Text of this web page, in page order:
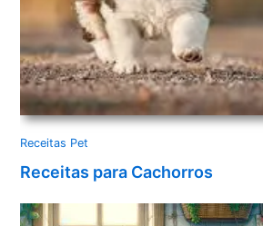
Receitas Pet
Receitas para Cachorros